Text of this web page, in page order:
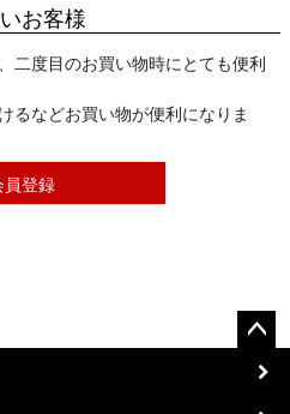
お客様
二度目のお買い物時にとても便利
るなどお買い物が便利になりま
員登録
ペー